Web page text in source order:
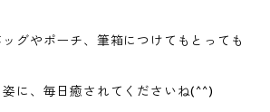
グやポーチ、筆箱につけてもとっても
に、毎日癒されてくださいね(^^)